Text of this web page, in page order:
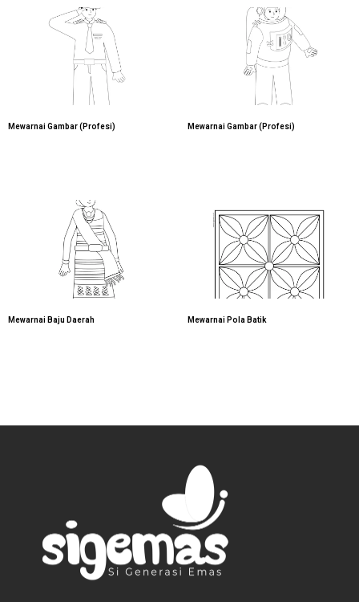
Mewarnai Gambar (Profesi) Mewarnai Gambar (Profesi)
Mewarnai Baju Daerah Mewarnai Pola Batik